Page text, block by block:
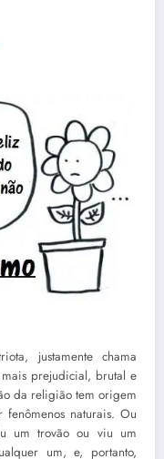
justamente chama
prejudicial, brutal e
da religião tem origem
naturais. Ou
um trovão ou viu um
um, e, portanto,